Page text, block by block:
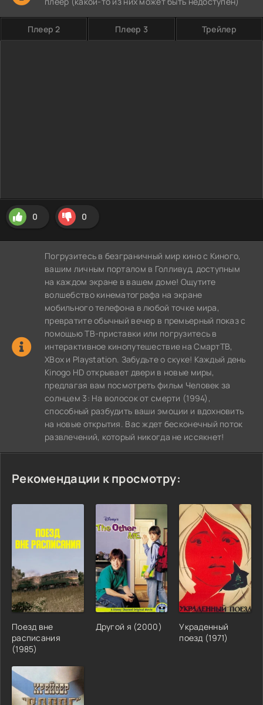
Плеер 2 Плеер 3 Трейлер
0 0
Погрузитесь в безграничный мир кино с Киного,
вашим личным порталом в Голливуд, доступным
на каждом экране в вашем доме! Ощутите
волшебство кинематографа на экране
мобильного телефона в любой точке мира,
превратите обычный вечер в премьерный показ с
помощью ТВ-приставки или погрузитесь в
интерактивное кинопутешествие на СмартТВ,
XBox и Playstation. Забудьте о скуке! Каждый день
Kinogo HD открывает двери в новые миры,
предлагая вам посмотреть фильм Человек за
солнцем 3: На волосок от смерти (1994),
способный разбудить ваши эмоции и вдохновить
на новые открытия. Вас ждет бесконечный поток
развлечений, который никогда не иссякнет!
Рекомендации к просмотру:
Поезд вне
расписания
(1985)
Другой я (2000)
Украденный
поезд (1971)